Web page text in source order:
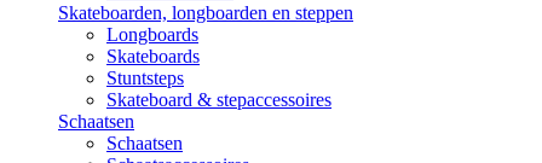
Skateboarden, longboarden en steppen
Longboards
Skateboards
Stuntsteps
Skateboard & stepaccessoires
Schaatsen
Schaatsen